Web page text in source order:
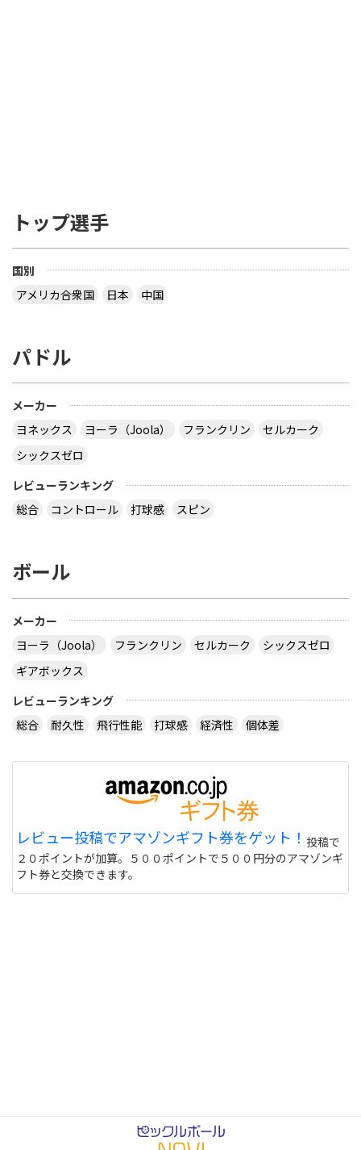
トップ選手
国別
アメリカ合衆国
日本 中国
パドル
メーカー
ヨネックス
ヨーラ（Joola） フランクリン
セルカーク
シックスゼロ
レビューランキング
総合
コントロール 打球感 スピン
ボール
メーカー
ヨーラ（Joola）
フランクリン セルカーク
シックスゼロ
ギアボックス
レビューランキング
総合
耐久性 飛行性能 打球感 経済性 個体差
レビュー投稿でアマゾンギフト券をゲット！ 投稿で
２０ポイントが加算。５００ポイントで５００円分のアマゾンギ
フト券と交換できます。